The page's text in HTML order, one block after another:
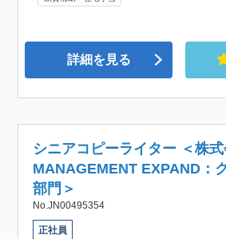
詳細を見る
シニアコピーライター ＜株
MANAGEMENT EXPAND：
部門＞
No.JN00495354
正社員